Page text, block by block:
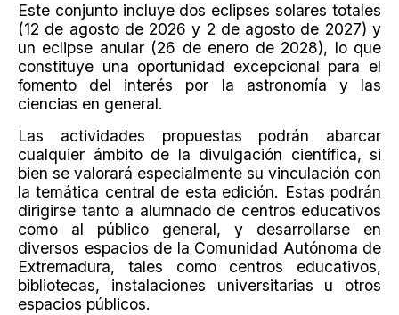
Este conjunto incluye dos eclipses solares totales
(12 de agosto de 2026 y 2 de agosto de 2027) y
un eclipse anular (26 de enero de 2028), lo que
constituye una oportunidad excepcional para el
fomento del interés por la astronomía y las
ciencias en general.
Las actividades propuestas podrán abarcar
cualquier ámbito de la divulgación científica, si
bien se valorará especialmente su vinculación con
la temática central de esta edición. Estas podrán
dirigirse tanto a alumnado de centros educativos
como al público general, y desarrollarse en
diversos espacios de la Comunidad Autónoma de
Extremadura, tales como centros educativos,
bibliotecas, instalaciones universitarias u otros
espacios públicos.